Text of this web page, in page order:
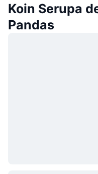
Koin Serupa
Pandas